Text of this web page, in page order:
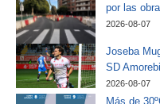
por las
2026-08-07
Joseba
SD
2026-08-07
Más de